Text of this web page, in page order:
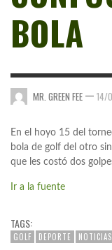
BOLA
MR. GREEN FEE — 14/
En el hoyo 15 del
bola de golf del otro
que les costó dos
Ir a la fuente
TAGS:
GOLF DEPORTE NOTICIAS